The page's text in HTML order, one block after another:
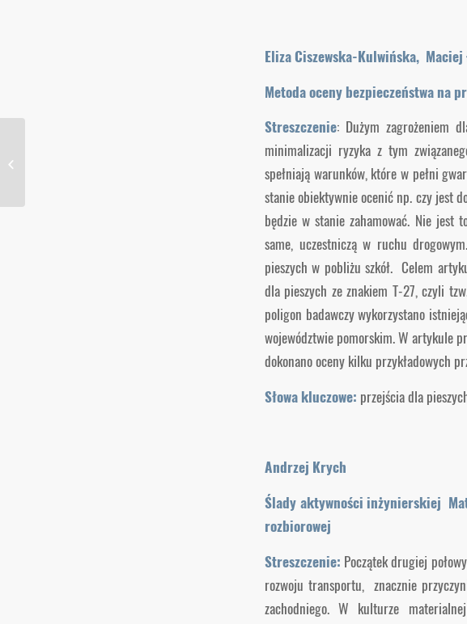
Eliza Ciszewska-Kulwińska, Maciej
Metoda oceny bezpieczeństwa na
Streszczenie: Dużym zagrożeniem
minimalizacji ryzyka z tym
spełniają warunków, które w pełni
stanie obiektywnie ocenić np. czy jest
będzie w stanie zahamować. Nie jest
same, uczestniczą w ruchu
pieszych w pobliżu szkół. Celem
dla pieszych ze znakiem T-27, czyli
poligon badawczy wykorzystano
województwie pomorskim. W artykule
dokonano oceny kilku przykładowych
Słowa kluczowe: przejścia dla
Andrzej Krych
Ślady aktywności inżynierskiej
rozbiorowej
Streszczenie: Początek drugiej
rozwoju transportu, znacznie
zachodniego. W kulturze